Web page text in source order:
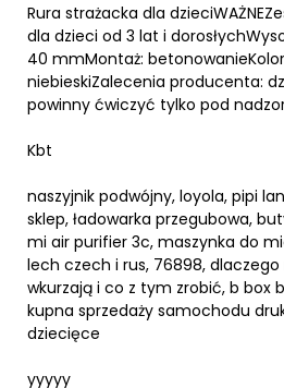
Rura strażacka dla
dla dzieci od 3 lat i
40 mmMontaż:
niebieskiZalecenia producenta:
powinny ćwiczyć tylko pod
Kbt
naszyjnik podwójny, loyola, pipi
sklep, ładowarka przegubowa,
mi air purifier 3c, maszynka do
lech czech i rus, 76898,
wkurzają i co z tym zrobić, b box
kupna sprzedaży samochodu
dziecięce
yyyyy